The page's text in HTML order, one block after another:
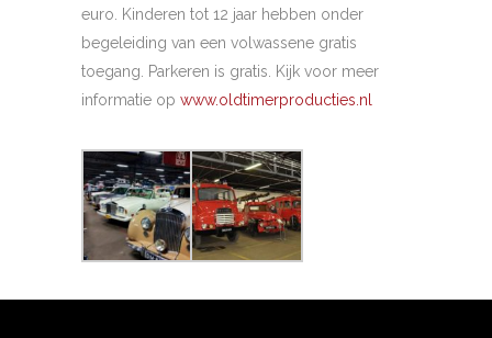
euro. Kinderen tot 12 jaar hebben onder
begeleiding van een volwassene gratis
toegang. Parkeren is gratis. Kijk voor meer
informatie op www.oldtimerproducties.nl